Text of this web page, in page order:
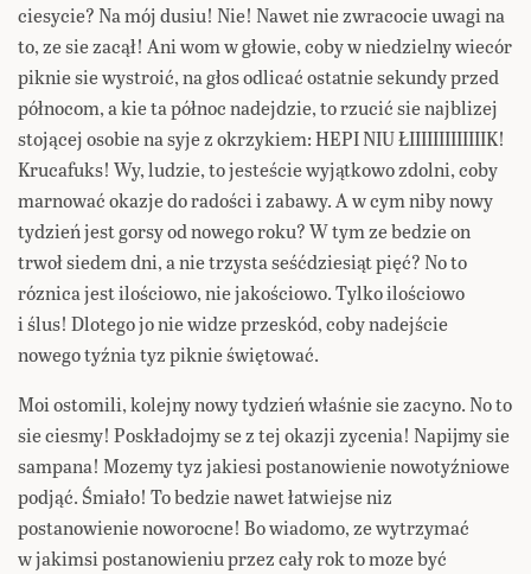
ciesycie? Na mój dusiu! Nie! Nawet nie zwracocie uwagi na
to, ze sie zacął! Ani wom w głowie, coby w niedzielny wiecór
piknie sie wystroić, na głos odlicać ostatnie sekundy przed
północom, a kie ta północ nadejdzie, to rzucić sie najblizej
stojącej osobie na syje z okrzykiem: HEPI NIU ŁIIIIIIIIIIIIIK!
Krucafuks! Wy, ludzie, to jesteście wyjątkowo zdolni, coby
marnować okazje do radości i zabawy. A w cym niby nowy
tydzień jest gorsy od nowego roku? W tym ze bedzie on
trwoł siedem dni, a nie trzysta seśćdziesiąt pięć? No to
róznica jest ilościowo, nie jakościowo. Tylko ilościowo
i ślus! Dlotego jo nie widze przeskód, coby nadejście
nowego tyźnia tyz piknie świętować.
Moi ostomili, kolejny nowy tydzień właśnie sie zacyno. No to
sie ciesmy! Poskładojmy se z tej okazji zycenia! Napijmy sie
sampana! Mozemy tyz jakiesi postanowienie nowotyźniowe
podjąć. Śmiało! To bedzie nawet łatwiejse niz
postanowienie noworocne! Bo wiadomo, ze wytrzymać
w jakimsi postanowieniu przez cały rok to moze być